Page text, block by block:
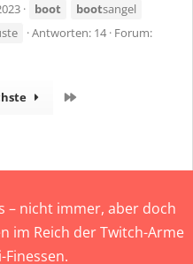
boot bootsangel
Antworten: 14 Forum:
– nicht immer, aber doch
im Reich der Twitch-Arme